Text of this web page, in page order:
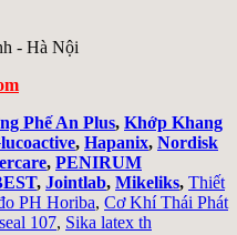
- Hà Nội
Phế An Plus, Khớp Khang
, Hapanix, Nordisk
, PENIRUM
, Jointlab, Mikeliks, Thiết
PH Horiba, Cơ Khí Thái Phát
107, Sika latex th